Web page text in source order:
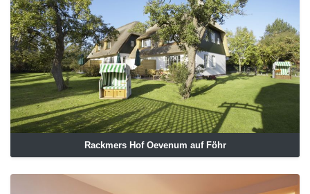
Rackmers Hof Oevenum auf Föhr